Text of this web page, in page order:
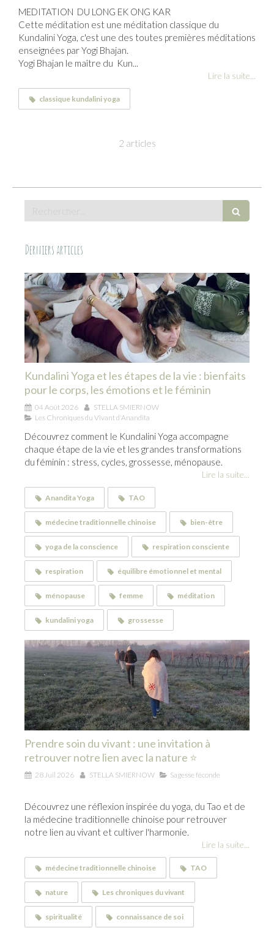
MEDITATION DU LONG EK ONG KAR
Cette méditation est une méditation classique du
Kundalini Yoga, c'est une des toutes premières méditations
enseignées par Yogi Bhajan.
Yogi Bhajan le maître du Kun...
Lire la suite...
classique kundalini yoga
2 articles
Derniers articles
Kundalini Yoga et les étapes de la vie : bienfaits
pour le corps, les émotions et le féminin
04 Août 2026
STELLA SMIERNOW
Les Chroniques du Vivant d'Anandita
Découvrez comment le Kundalini Yoga accompagne
chaque étape de la vie et les grandes transformations
du féminin : stress, cycles, grossesse, ménopause.
Lire la suite...
Anandita Yoga TAO
médecine traditionnelle chinoise bien-être
yoga de la conscience respiration consciente
respiration équilibre émotionnel et mental
ménopause femme méditation
kundalini yoga grossesse
Prendre soin du vivant : une invitation à
retrouver notre lien avec la nature ⭐
28 Juil 2026 STELLA SMIERNOW Sagesse féconde
Découvrez une réflexion inspirée du yoga, du Tao et de
la médecine traditionnelle chinoise pour retrouver
notre lien au vivant et cultiver l'harmonie.
Lire la suite...
médecine traditionnelle chinoise TAO
nature Les chroniques du vivant
spiritualité connaissance de soi